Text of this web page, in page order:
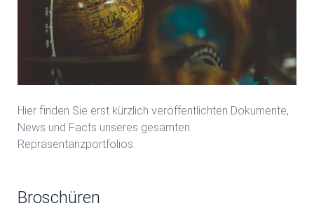
Hier finden Sie erst kürzlich veröffentlichten Dokumente,
News und Facts unseres gesamten
Repräsentanzportfolios.
Broschüren